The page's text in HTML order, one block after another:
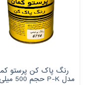
رنگ پاک کن پرستو
مدل P-K حجم 500 میلی لیتر